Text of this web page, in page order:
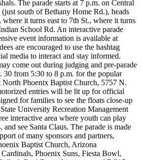
The parade starts at 7 p.m. on Central
south of Bethany Home Rd.), heads
it turns east to 7th St., where it turns
School Rd. An interactive parade
event information is available at
are encouraged to use the hashtag
media to interact and stay informed.
come out during judging and pre-parade
30 from 5:30 to 8 p.m. for the popular
North Phoenix Baptist Church, 5757 N.
entries will be lit up for official
for families to see the floats close-up
University Recreation Management
interactive area where youth can play
and see Santa Claus. The parade is made
of many sponsors and partners,
Baptist Church, Arizona
Phoenix Suns, Fiesta Bowl,